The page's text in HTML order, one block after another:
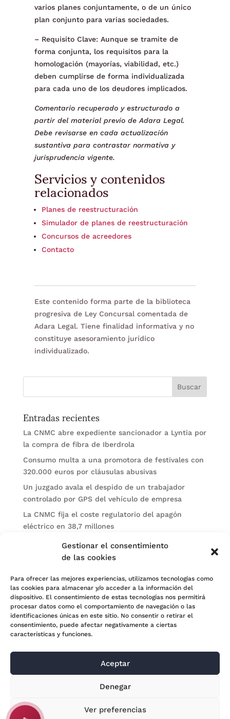
Gestionar el consentimiento
de las cookies
Para ofrecer las mejores experiencias, utilizamos tecnologías como
las cookies para almacenar y/o acceder a la información del
dispositivo. El consentimiento de estas tecnologías nos permitirá
procesar datos como el comportamiento de navegación o las
identificaciones únicas en este sitio. No consentir o retirar el
consentimiento, puede afectar negativamente a ciertas
características y funciones.
Aceptar
Denegar
Ver preferencias
varios planes conjuntamente, o de un único
plan conjunto para varias sociedades.
– Requisito Clave: Aunque se tramite de
forma conjunta, los requisitos para la
homologación (mayorías, viabilidad, etc.)
deben cumplirse de forma individualizada
para cada uno de los deudores implicados.
Comentario recuperado y estructurado a
partir del material previo de Adara Legal.
Debe revisarse en cada actualización
sustantiva para contrastar normativa y
jurisprudencia vigente.
Servicios y contenidos
relacionados
Planes de reestructuración
Simulador de planes de reestructuración
Concursos de acreedores
Contacto
Este contenido forma parte de la biblioteca
progresiva de Ley Concursal comentada de
Adara Legal. Tiene finalidad informativa y no
constituye asesoramiento jurídico
individualizado.
Entradas recientes
La CNMC abre expediente sancionador a Lyntia por
la compra de fibra de Iberdrola
Consumo multa a una promotora de festivales con
320.000 euros por cláusulas abusivas
Un juzgado avala el despido de un trabajador
controlado por GPS del vehículo de empresa
La CNMC fija el coste regulatorio del apagón
eléctrico en 38,7 millones
El BOE publica sanciones de la CNMV a Soltec y
Categorías
Actualidad
Noticias Jurídicas
Subastas
Aviso Legal